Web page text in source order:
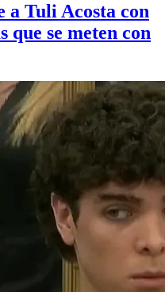
a Tuli Acosta con
que se meten con